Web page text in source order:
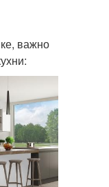
важно